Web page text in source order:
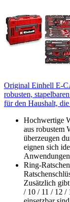
Original Einhell E-
robusten,
für den Haushalt,
Hochwertige
aus robustem
überzeugen
eignen sich
Ring-
Zusätzlich
/ 10 / 11 / 12 /